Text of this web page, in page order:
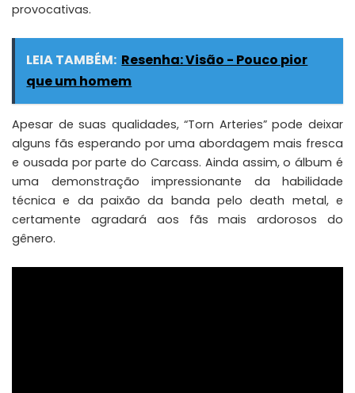
provocativas.
LEIA TAMBÉM: Resenha: Visão - Pouco pior
que um homem
Apesar de suas qualidades, “Torn Arteries” pode deixar
alguns fãs esperando por uma abordagem mais fresca
e ousada por parte do Carcass. Ainda assim, o álbum é
uma demonstração impressionante da habilidade
técnica e da paixão da banda pelo death metal, e
certamente agradará aos fãs mais ardorosos do
gênero.